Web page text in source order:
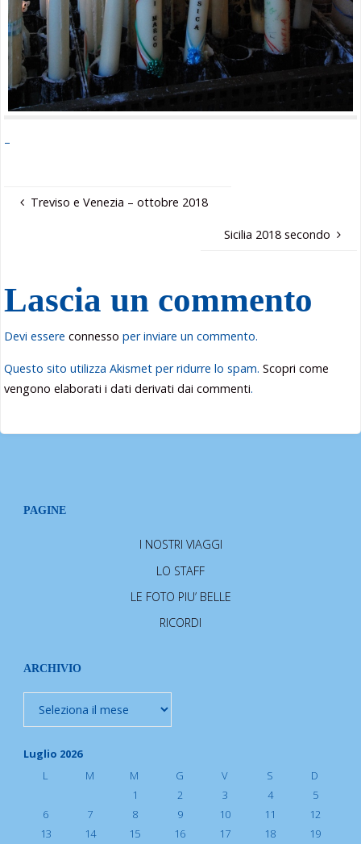
–
Treviso e Venezia – ottobre 2018
Sicilia 2018 secondo
Lascia un commento
Devi essereconnesso per inviare un commento.
Questo sito utilizza Akismet per ridurre lo spam.Scopri come
vengono elaborati i dati derivati dai commenti.
PAGINE
I NOSTRI VIAGGI
LO STAFF
LE FOTO PIU’ BELLE
RICORDI
ARCHIVIO
Archivio
Luglio 2026
L
M M G V S
D
1
2 3 4
5
6
7 8 9 10 11
12
13
14 15 16 17 18
19